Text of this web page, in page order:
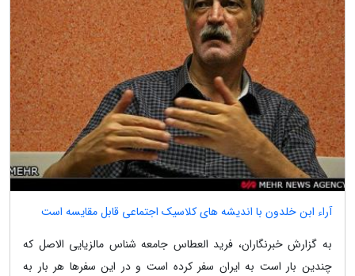
آراء ابن خلدون با اندیشه های کلاسیک اجتماعی قابل مقایسه است
به گزارش خبرنگاران، فرید العطاس جامعه شناس مالزیایی الاصل که
چندین بار است به ایران سفر کرده است و در این سفرها هر بار به